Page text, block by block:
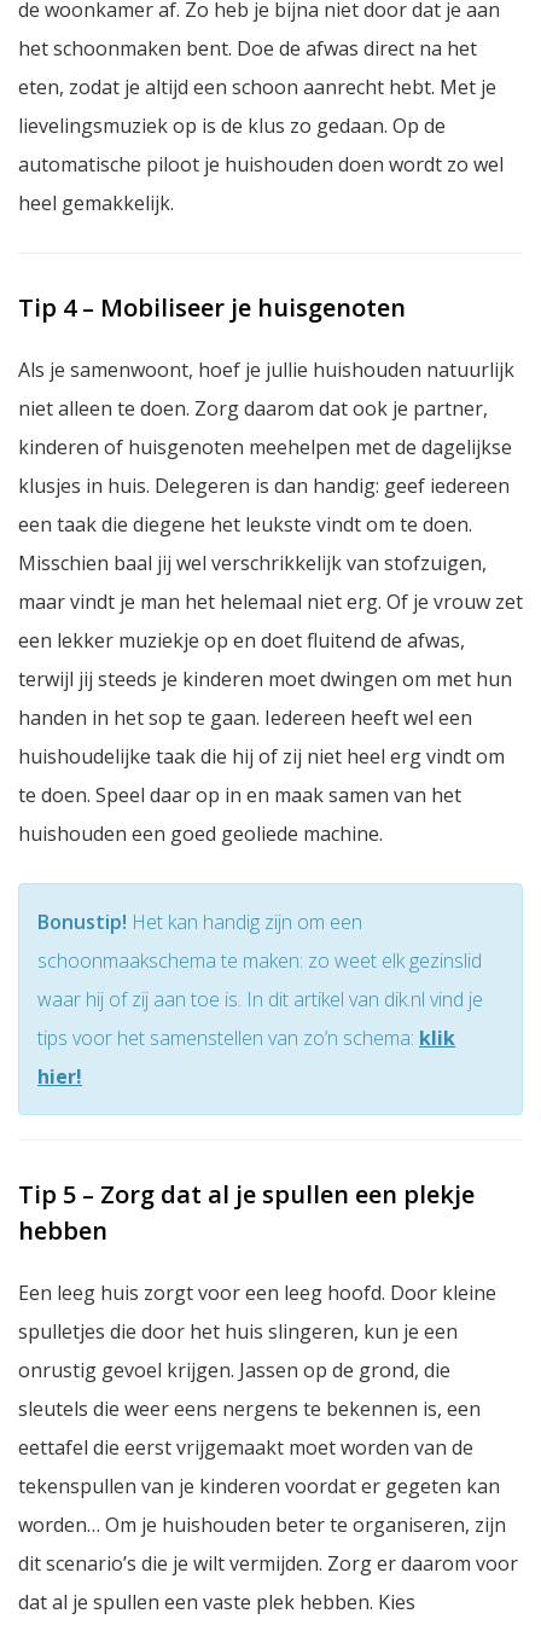
de woonkamer af. Zo heb je bijna niet door dat je aan
het schoonmaken bent. Doe de afwas direct na het
eten, zodat je altijd een schoon aanrecht hebt. Met je
lievelingsmuziek op is de klus zo gedaan. Op de
automatische piloot je huishouden doen wordt zo wel
heel gemakkelijk.
Tip 4 – Mobiliseer je huisgenoten
Als je samenwoont, hoef je jullie huishouden natuurlijk
niet alleen te doen. Zorg daarom dat ook je partner,
kinderen of huisgenoten meehelpen met de dagelijkse
klusjes in huis. Delegeren is dan handig: geef iedereen
een taak die diegene het leukste vindt om te doen.
Misschien baal jij wel verschrikkelijk van stofzuigen,
maar vindt je man het helemaal niet erg. Of je vrouw zet
een lekker muziekje op en doet fluitend de afwas,
terwijl jij steeds je kinderen moet dwingen om met hun
handen in het sop te gaan. Iedereen heeft wel een
huishoudelijke taak die hij of zij niet heel erg vindt om
te doen. Speel daar op in en maak samen van het
huishouden een goed geoliede machine.
Bonustip! Het kan handig zijn om een
schoonmaakschema te maken: zo weet elk gezinslid
waar hij of zij aan toe is. In dit artikel van dik.nl vind je
tips voor het samenstellen van zo’n schema: klik
hier!
Tip 5 – Zorg dat al je spullen een plekje
hebben
Een leeg huis zorgt voor een leeg hoofd. Door kleine
spulletjes die door het huis slingeren, kun je een
onrustig gevoel krijgen. Jassen op de grond, die
sleutels die weer eens nergens te bekennen is, een
eettafel die eerst vrijgemaakt moet worden van de
tekenspullen van je kinderen voordat er gegeten kan
worden… Om je huishouden beter te organiseren, zijn
dit scenario’s die je wilt vermijden. Zorg er daarom voor
dat al je spullen een vaste plek hebben. Kies